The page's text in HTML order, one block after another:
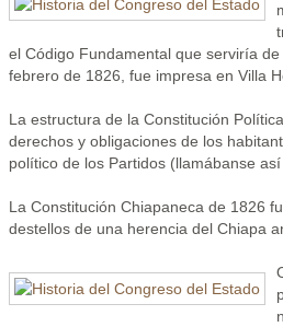
el Código Fundamental que serviría
febrero de 1826, fue impresa en Villa
La estructura de la Constitución
derechos y obligaciones de los
político de los Partidos (llamábanse
La Constitución Chiapaneca de 1826
destellos de una herencia del Chiapa